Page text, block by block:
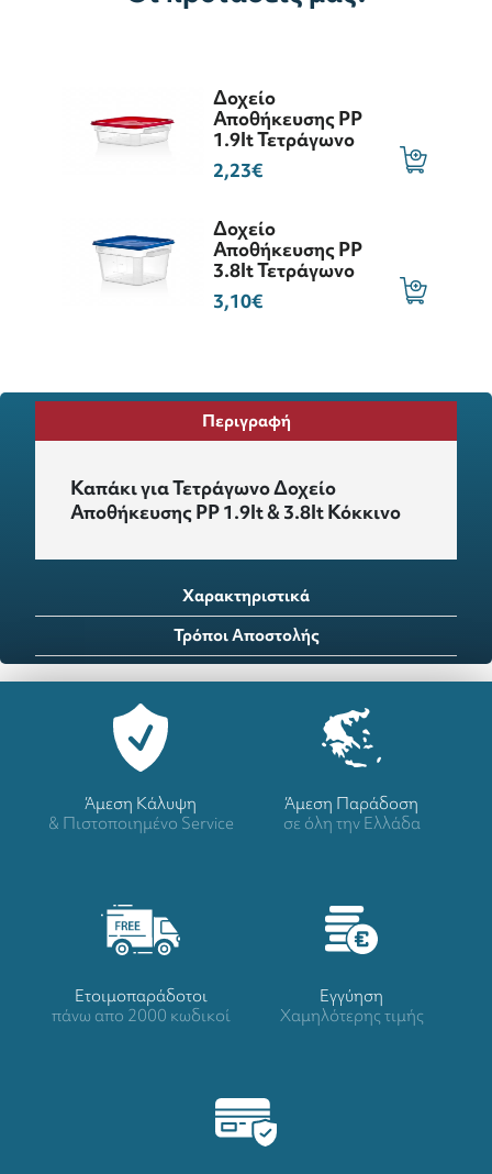
Δοχείο
Αποθήκευσης PP
1.9lt Τετράγωνο
2,23€
Δοχείο
Αποθήκευσης PP
3.8lt Τετράγωνο
3,10€
Περιγραφή
Καπάκι για Τετράγωνο Δοχείο
Αποθήκευσης PP 1.9lt & 3.8lt Κόκκινο
Χαρακτηριστικά
Τρόποι Αποστολής
Άμεση Κάλυψη
& Πιστοποιημένο Service
Άμεση Παράδοση
σε όλη την Ελλάδα
Ετοιμοπαράδοτοι
πάνω απο 2000 κωδικοί
Eγγύηση
Χαμηλότερης τιμής